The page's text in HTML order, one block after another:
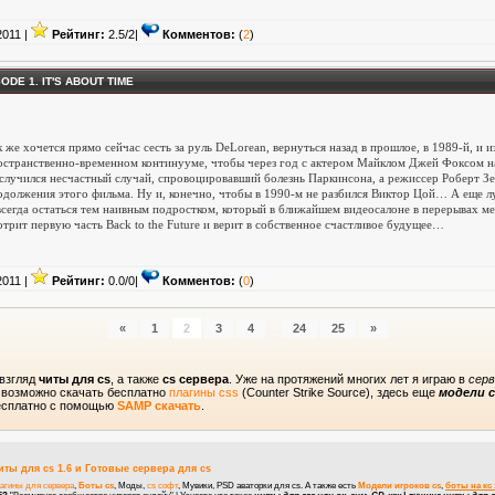
| Рейтинг: 2.5/2| Комментов: (2)
1. IT'S ABOUT TIME
же хочется прямо сейчас сесть за руль DeLorean, вернуться назад в прошлое, в 1989-й, и
временном континууме, чтобы через год с актером Майклом Джей Фоксом
несчастный случай, спровоцировавший болезнь Паркинсона, а режиссер Роберт
этого фильма. Ну и, конечно, чтобы в 1990-м не разбился Виктор Цой… А еще
остаться тем наивным подростком, который в ближайшем видеосалоне в
первую часть Back to the Future и верит в собственное счастливое будущее…
| Рейтинг: 0.0/0| Комментов: (0)
« 1 2 3 4 24 25 »
читы для cs , а также cs сервера . Уже на протяжений многих лет я играю в
скачать бесплатно плагины css (Counter Strike Source), здесь еще модели
с помощью SAMP скачать
для cs 1.6и Готовые сервера для cs
для сервера, Боты cs, Моды, cs софт, Мувики, PSD аваторки для cs. А также есть Модели игроков cs, боты на кс